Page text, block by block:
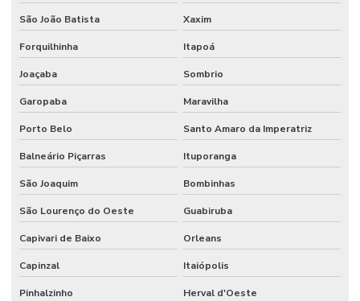
São João Batista Xaxim
Forquilhinha Itapoá
Joaçaba Sombrio
Garopaba Maravilha
Porto Belo Santo Amaro da Imperatriz
Balneário Piçarras Ituporanga
São Joaquim Bombinhas
São Lourenço do Oeste Guabiruba
Capivari de Baixo Orleans
Capinzal Itaiópolis
Pinhalzinho Herval d'Oeste